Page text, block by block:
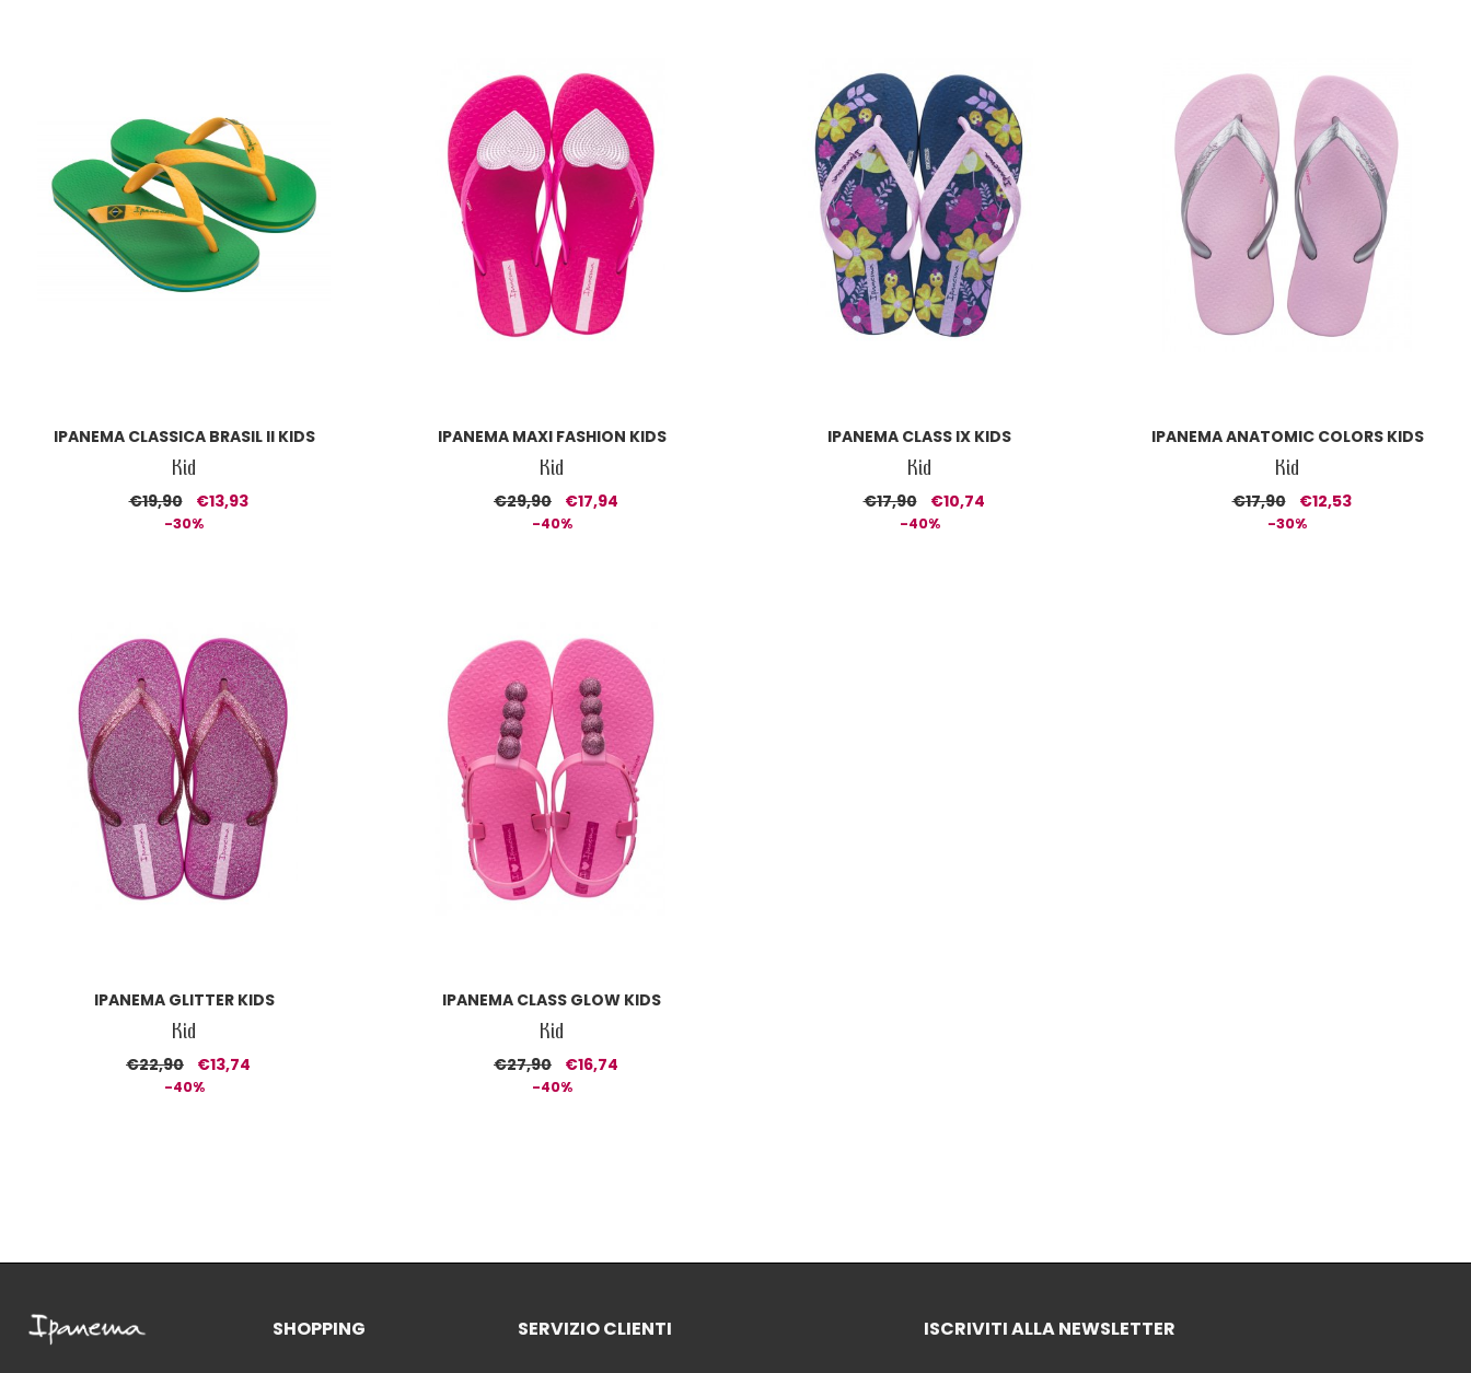
IPANEMA CLASSICA BRASIL II KIDS
Kid
€19,90 €13,93
-30%
IPANEMA MAXI FASHION KIDS
Kid
€29,90 €17,94
-40%
IPANEMA CLASS IX KIDS
Kid
€17,90 €10,74
-40%
IPANEMA ANATOMIC COLORS KIDS
Kid
€17,90 €12,53
-30%
IPANEMA GLITTER KIDS
Kid
€22,90 €13,74
-40%
IPANEMA CLASS GLOW KIDS
Kid
€27,90 €16,74
-40%
SHOPPING SERVIZIO CLIENTI ISCRIVITI ALLA NEWSLETTER